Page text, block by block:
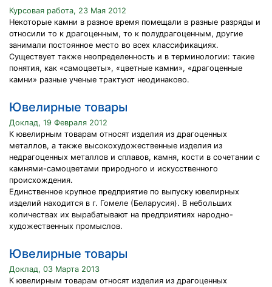
Курсовая работа, 23 Мая 2012
Некоторые камни в разное время помещали в разные разряды и
относили то к драгоценным, то к полудрагоценным, другие
занимали постоянное место во всех классификациях.
Существует также неопределенность и в терминологии: такие
понятия, как «самоцветы», «цветные камни», «драгоценные
камни» разные ученые трактуют неодинаково.
Ювелирные товары
Доклад, 19 Февраля 2012
К ювелирным товарам относят изделия из драгоценных
металлов, а также высокохудожественные изделия из
недрагоценных металлов и сплавов, камня, кости в сочетании с
камнями-самоцветами природного и искусственного
происхождения.
Единственное крупное предприятие по выпуску ювелирных
изделий находится в г. Гомеле (Беларусия). В небольших
количествах их вырабатывают на предприятиях народно-
художественных промыслов.
Ювелирные товары
Доклад, 03 Марта 2013
К ювелирным товарам относят изделия из драгоценных